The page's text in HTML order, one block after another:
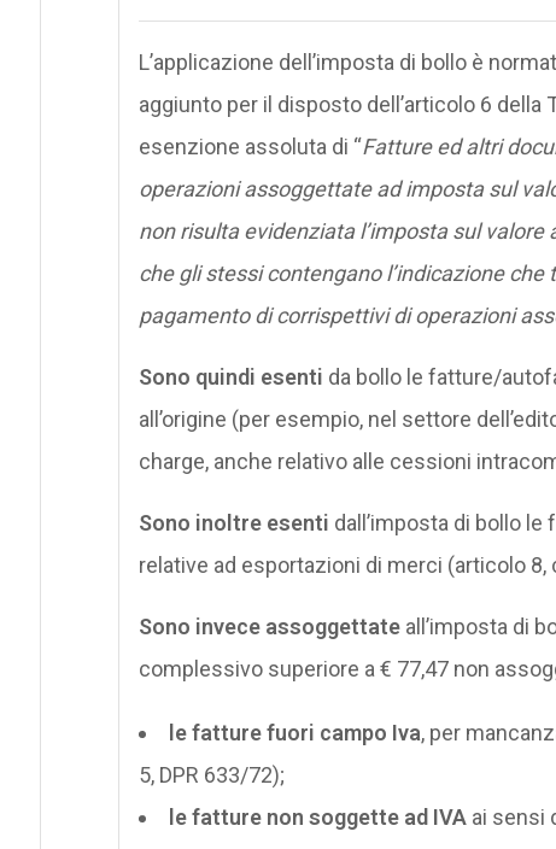
L’applicazione dell’imposta di bollo è
aggiunto per il disposto dell’articolo 6 della
esenzione assoluta di “Fatture ed altri
operazioni assoggettate ad imposta sul
non risulta evidenziata l’imposta sul valore
che gli stessi contengano l’indicazione
pagamento di corrispettivi di operazioni
Sono quindi esenti da bollo le fatture/
all’origine (per esempio, nel settore
charge, anche relativo alle cessioni
Sono inoltre esenti dall’imposta di bollo
relative ad esportazioni di merci (articolo 8,
Sono invece assoggettateall’imposta di
complessivo superiore a € 77,47 non
le fatture fuori campo Iva, per
5, DPR 633/72);
le fatture non soggette ad IVAai sensi